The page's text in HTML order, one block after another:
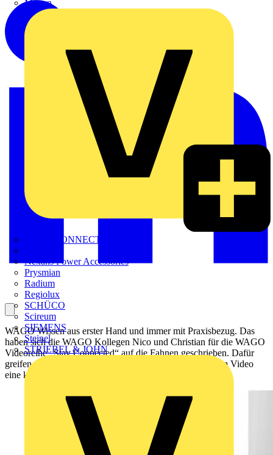
Merten
METZ CONNECT
Nexans Power Accessories
Prysmian
Radium
Regiolux
SCHÜCO
Scireum
SIEMENS
Steinel
STRIEBEL & JOHN
WAGO Wissen aus erster Hand und immer mit Praxisbezug. Das
haben sich die WAGO Kollegen Nico und Christian für die WAGO
Videoreihe „Stay Connected“ auf die Fahnen geschrieben. Dafür
greifen sie in ihren Tipps zu Elektroinstallationen in jedem Video
eine konkrete Fragestellung auf. Schaut’s euch an!